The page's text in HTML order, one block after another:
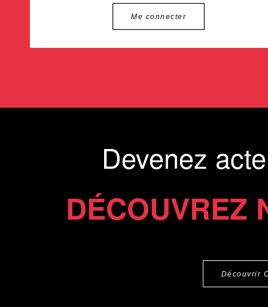
Me connecter
Devenez
DÉCOUVREZ
Découvrir